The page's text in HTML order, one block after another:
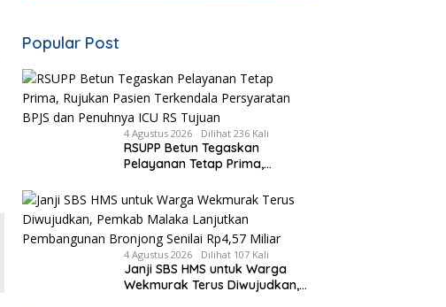
Popular Post
4 Agustus 2026 Dilihat 236 Kali
RSUPP Betun Tegaskan
Pelayanan Tetap Prima,
Persyaratan BPJS dan
Penuhnya ICU RS Tujuan
4 Agustus 2026 Dilihat 107 Kali
Janji SBS HMS untuk Warga
Wekmurak Terus Diwujudkan,